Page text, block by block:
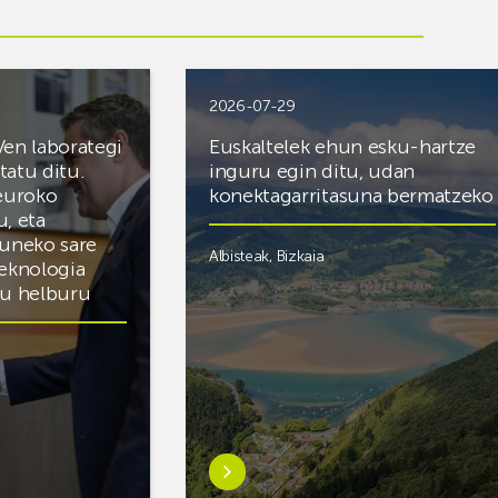
laborategi
ditu.
eta
sare
helburu
2026-07-29
Euskaltelek ehun esku-hartze
inguru egin ditu, udan
konektagarritasuna bermatzeko
Albisteak, Bizkaia
Ezagutu
gehiago:Euskaltelek